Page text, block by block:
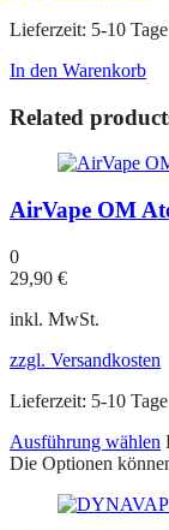
Lieferzeit: 5-10 Tage
In den Warenkorb
Related
AirVape OM
0
29,90 €
inkl. MwSt.
zzgl. Versandkosten
Lieferzeit: 5-10 Tage
Ausführung wählen
Die Optionen